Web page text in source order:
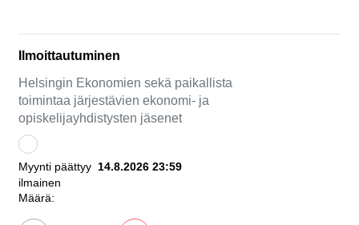
Ilmoittautuminen
Helsingin Ekonomien sekä paikallista
toimintaa järjestävien ekonomi- ja
opiskelijayhdistysten jäsenet
Myynti päättyy 14.8.2026 23:59
ilmainen
Määrä: